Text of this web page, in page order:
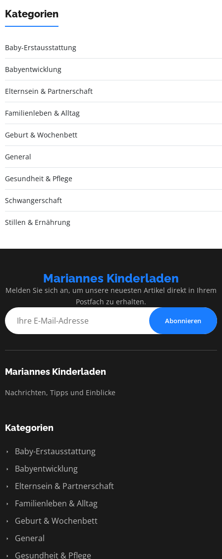
Kategorien
Baby-Erstausstattung
Babyentwicklung
Elternsein & Partnerschaft
Familienleben & Alltag
Geburt & Wochenbett
General
Gesundheit & Pflege
Schwangerschaft
Stillen & Ernährung
Mariannes Kinderladen
Melden Sie sich an, um unsere neuesten Artikel direkt in Ihrem
Postfach zu erhalten.
Abonnieren
Mariannes Kinderladen
Nachrichten, Tipps und Einblicke
Kategorien
Baby-Erstausstattung
Babyentwicklung
Elternsein & Partnerschaft
Familienleben & Alltag
Geburt & Wochenbett
General
Gesundheit & Pflege